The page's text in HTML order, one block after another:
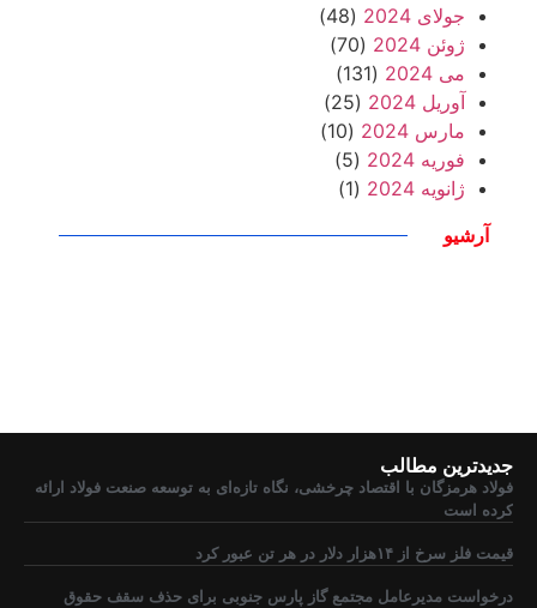
جولای 2024
(48)
ژوئن 2024
(70)
می 2024
(131)
آوریل 2024
(25)
مارس 2024
(10)
فوریه 2024
(5)
ژانویه 2024
(1)
آرشیو
جدیدترین مطالب
فولاد هرمزگان با اقتصاد چرخشی، نگاه تازه‌ای به توسعه صنعت فولاد ارائه
کرده است
قیمت فلز سرخ از ۱۴هزار دلار در هر تن عبور کرد
درخواست مدیرعامل مجتمع گاز پارس جنوبی برای حذف سقف حقوق